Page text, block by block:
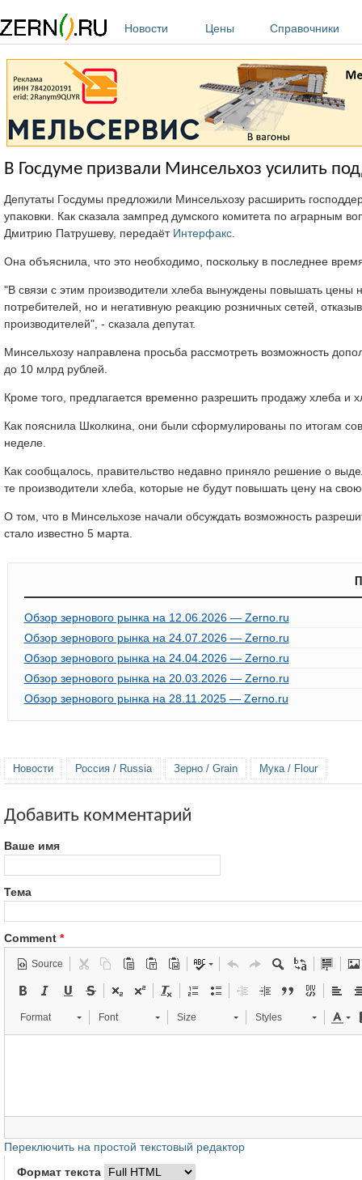
Новости
Цены Справочники
В Госдуме призвали Минсельхоз усилить
Депутаты Госдумы предложили Минсельхозу расширить
упаковки. Как сказала зампред думского комитета по аграрным
Дмитрию Патрушеву, передаёт Интерфакс
Она объяснила, что это необходимо, поскольку в последнее
"В связи с этим производители хлеба вынуждены повышать цены
потребителей, но и негативную реакцию розничных сетей,
производителей", - сказала депутат.
Минсельхозу направлена просьба рассмотреть возможность
до 10 млрд рублей.
Кроме того, предлагается временно разрешить продажу хлеба и
Как пояснила Школкина, они были сформулированы по итогам
неделе.
Как сообщалось, правительство недавно приняло решение о
те производители хлеба, которые не будут повышать цену на
О том, что в Минсельхозе начали обсуждать возможность
стало известно 5 марта.
Обзор зернового рынка на 12.06.2026 — Zerno.ru
Обзор зернового рынка на 24.07.2026 — Zerno.ru
Обзор зернового рынка на 24.04.2026 — Zerno.ru
Обзор зернового рынка на 20.03.2026 — Zerno.ru
Обзор зернового рынка на 28.11.2025 — Zerno.ru
Новости Россия / Russia Зерно / Grain Мука / Flour
Добавить комментарий
Ваше имя
Тема
Comment *
Source
Format Font Size Styles
Переключить на простой текстовый редактор
Формат текста